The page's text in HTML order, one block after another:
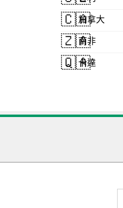
🇨🇦加拿大
🇿🇦
南非
🇶🇦
卡達